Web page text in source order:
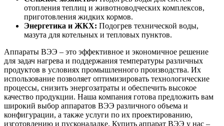
отопления теплиц и животноводческих комплексов,
приготовления жидких кормов.
Энергетика и ЖКХ: Подогрев технической воды,
мазута для котельных и тепловых пунктов.
Аппараты ВЭЭ – это эффективное и экономичное решение
для задач нагрева и поддержания температуры различных
продуктов в условиях промышленного производства. Их
использование позволяет оптимизировать технологические
процессы, снизить энергозатраты и обеспечить высокое
качество продукции. Наша компания готова предложить вам
широкий выбор аппаратов ВЭЭ различного объема и
конфигурации, а также услуги по их проектированию,
изготовлению и пусконаладке. Купить аппарат ВЭЭ у нас –